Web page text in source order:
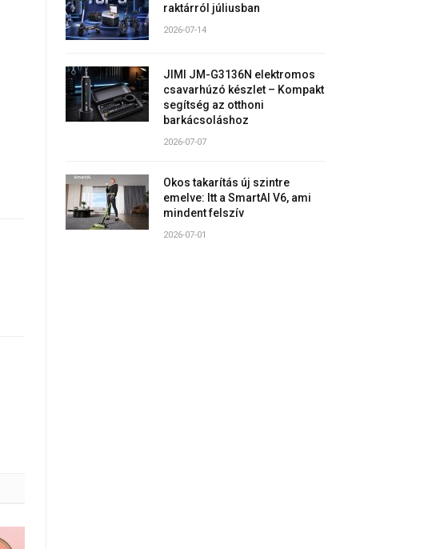
raktárról júliusban
2026-07-14
JIMI JM-G3136N elektromos
csavarhúzó készlet – Kompakt
segítség az otthoni
barkácsoláshoz
2026-07-07
Okos takarítás új szintre
emelve: Itt a SmartAI V6, ami
mindent felszív
2026-07-01